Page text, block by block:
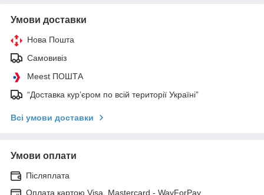
Умови доставки
Нова Пошта
Самовивіз
Meest ПОШТА
“Доставка кур’єром по всій території Україні”
Всі умови доставки
Умови оплати
Післяплата
Оплата картою Visa, Mastercard - WayForPay